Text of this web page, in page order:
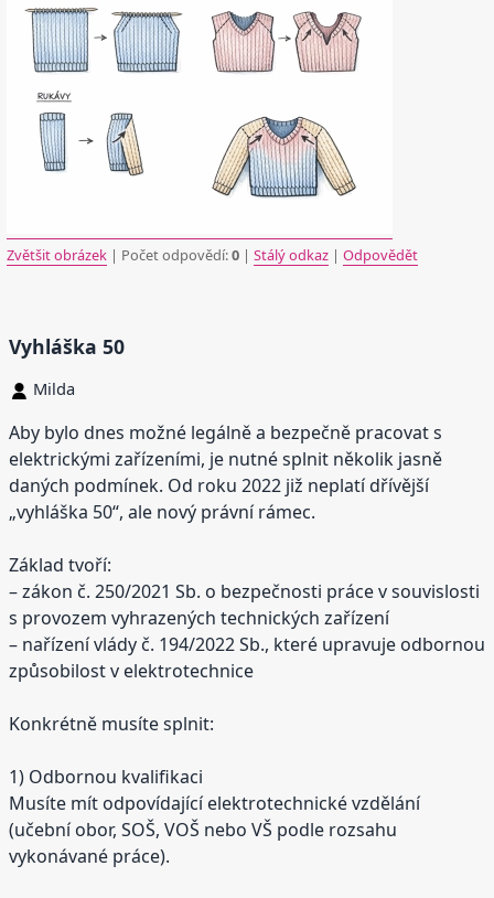
Zvětšit obrázek | Počet odpovědí:0 |Stálý odkaz |Odpovědět
Vyhláška 50
Milda
Aby bylo dnes možné legálně a bezpečně pracovat s
elektrickými zařízeními, je nutné splnit několik jasně
daných podmínek. Od roku 2022 již neplatí dřívější
„vyhláška 50“, ale nový právní rámec.
Základ tvoří:
– zákon č. 250/2021 Sb. o bezpečnosti práce v souvislosti
s provozem vyhrazených technických zařízení
– nařízení vlády č. 194/2022 Sb., které upravuje odbornou
způsobilost v elektrotechnice
Konkrétně musíte splnit:
1) Odbornou kvalifikaci
Musíte mít odpovídající elektrotechnické vzdělání
(učební obor, SOŠ, VOŠ nebo VŠ podle rozsahu
vykonávané práce).